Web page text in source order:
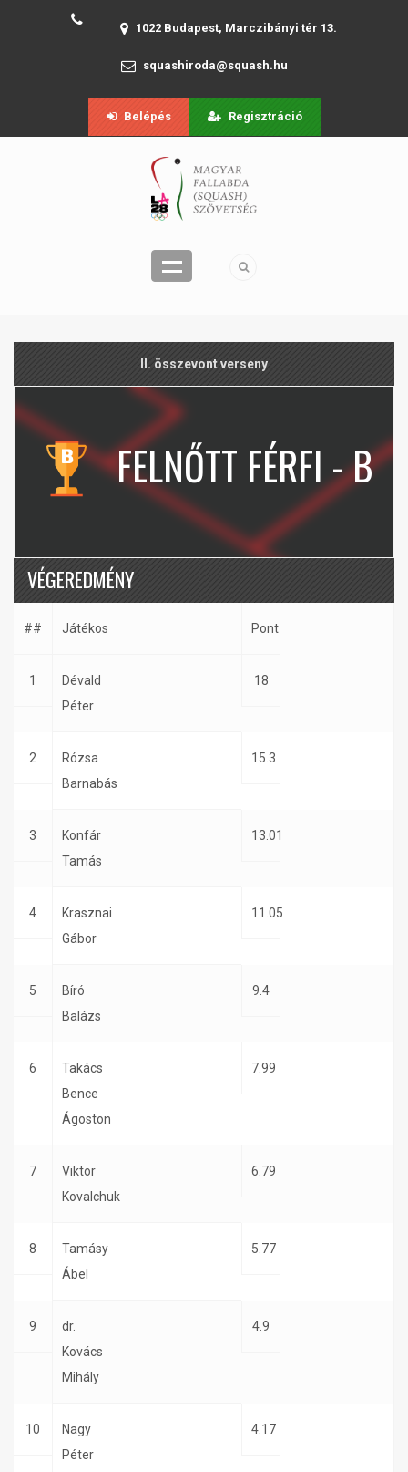
1022 Budapest, Marczibányi tér 13.
squashiroda@squash.hu
Belépés Regisztráció
II. összevont verseny
FELNŐTT FÉRFI - B
VÉGEREDMÉNY
## Játékos Pont
1
Dévald
Péter
18
2
Rózsa
Barnabás
15.3
3
Konfár
Tamás
13.01
4
Krasznai
Gábor
11.05
5
Bíró
Balázs
9.4
6
Takács
Bence
Ágoston
7.99
7
Viktor
Kovalchuk
6.79
8
Tamásy
Ábel
5.77
9
dr.
Kovács
Mihály
4.9
10
Nagy
Péter
4.17